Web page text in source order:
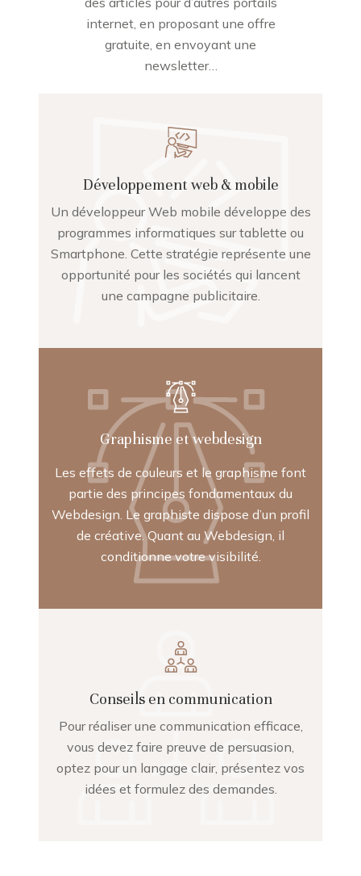
internet, en proposant une offre
gratuite, en envoyant une
newsletter…
Développement web & mobile
Un développeur Web mobile développe des
programmes informatiques sur tablette ou
Smartphone. Cette stratégie représente une
opportunité pour les sociétés qui lancent
une campagne publicitaire.
Graphisme et webdesign
Les effets de couleurs et le graphisme font
partie des principes fondamentaux du
Webdesign. Le graphiste dispose d’un profil
de créative. Quant au Webdesign, il
conditionne votre visibilité.
Conseils en communication
Pour réaliser une communication efficace,
vous devez faire preuve de persuasion,
optez pour un langage clair, présentez vos
idées et formulez des demandes.